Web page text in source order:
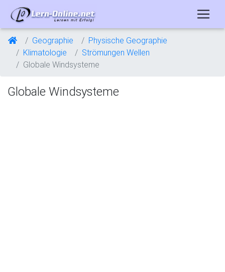
Geographie
Physische Geographie
Klimatologie
Strömungen Wellen
Globale Windsysteme
Globale Windsysteme